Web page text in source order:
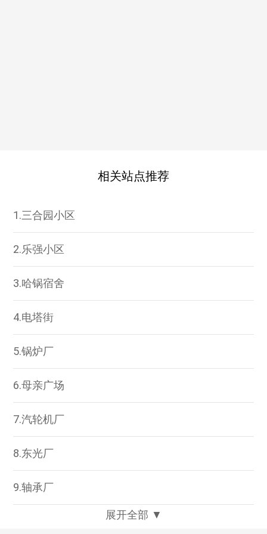
相关站点推荐
1.三合园小区
2.乐强小区
3.哈锅宿舍
4.电塔街
5.锅炉厂
6.母亲广场
7.汽轮机厂
8.东光厂
9.轴承厂
展开全部 ▼